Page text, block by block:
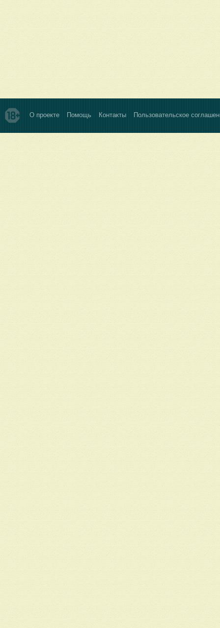
О проекте Помощь Контакты Пользовательское